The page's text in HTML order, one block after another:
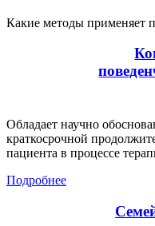
Какие методы применяет
Обладает научно
краткосрочной
пациента в процессе
Подробнее